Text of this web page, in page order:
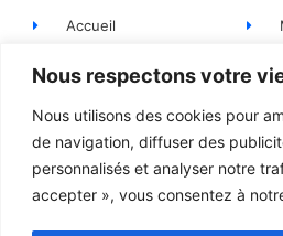
Nous respectons votre
Nous utilisons des cookies pour
de navigation, diffuser des
personnalisés et analyser notre
accepter », vous consentez à
Accueil
Devis
Contact